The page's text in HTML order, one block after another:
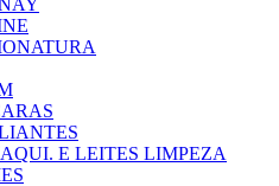
E LEITES LIMPEZA